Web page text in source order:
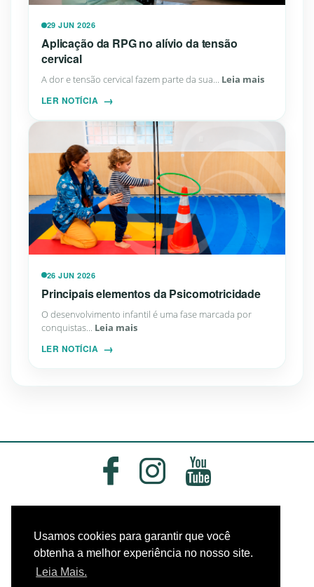
Usamos cookies para garantir que você
obtenha a melhor experiência no nosso site.
Leia Mais.
29 JUN 2026
Aplicação da RPG no alívio da tensão
cervical
A dor e tensão cervical fazem parte da sua... Leia mais
LER NOTÍCIA
26 JUN 2026
Principais elementos da Psicomotricidade
O desenvolvimento infantil é uma fase marcada por
conquistas... Leia mais
LER NOTÍCIA